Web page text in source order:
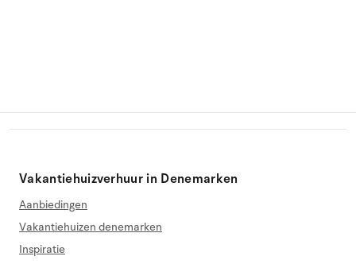
Vakantiehuizverhuur in Denemarken
Aanbiedingen
Vakantiehuizen denemarken
Inspiratie